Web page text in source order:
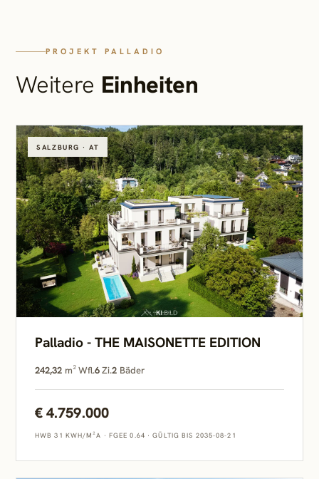
PROJEKT PALLADIO
Weitere Einheiten
SALZBURG · AT
Palladio - THE MAISONETTE EDITION
242,32 m² Wfl.6Zi.2 Bäder
€ 4.759.000
HWB 31 KWH/M²A · FGEE 0.64 ·GÜLTIG BIS 2035-08-21